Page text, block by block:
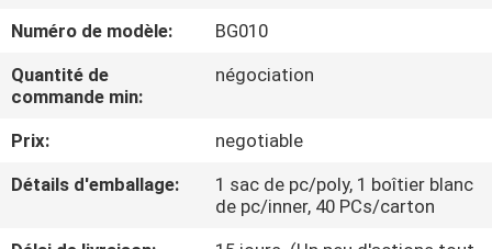
VISITE
D'USINE
CONTRÔLE
DE
Numéro de modèle:
BG010
Quantité de
commande min:
négociation
Prix:
negotiable
Détails d'emballage:
1 sac de pc/poly, 1 boîtier blanc
de pc/inner, 40 PCs/carton